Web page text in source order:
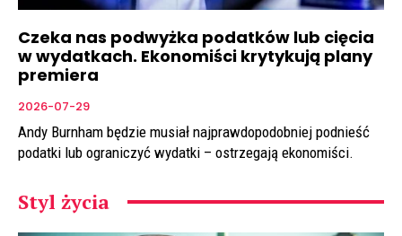
Czeka nas podwyżka podatków lub cięcia
w wydatkach. Ekonomiści krytykują plany
premiera
2026-07-29
Andy Burnham będzie musiał najprawdopodobniej podnieść
podatki lub ograniczyć wydatki – ostrzegają ekonomiści.
Styl życia